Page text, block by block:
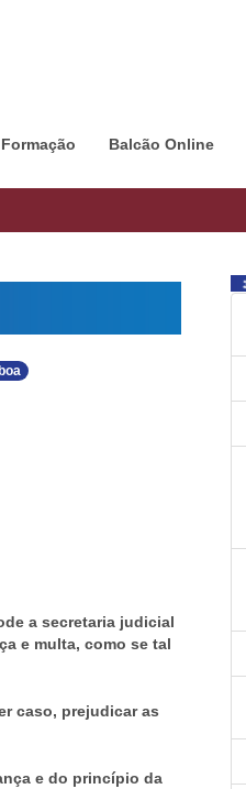
Balcão Online
a secretaria judicial
e multa, como se tal
caso, prejudicar as
e do princípio da